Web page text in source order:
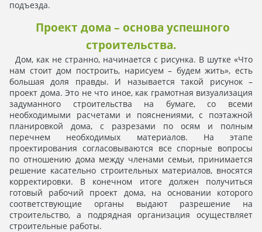
подъезда.
Проект дома – основа успешного
строительства.
Дом, как не странно, начинается с рисунка. В шутке «Что
нам стоит дом построить, нарисуем – будем жить», есть
большая доля правды. И называется такой рисунок –
проект дома. Это не что иное, как грамотная визуализация
задуманного строительства на бумаге, со всеми
необходимыми расчетами и пояснениями, с поэтажной
планировкой дома, с разрезами по осям и полным
перечнем необходимых материалов. На этапе
проектирования согласовываются все спорные вопросы
по отношению дома между членами семьи, принимается
решение касательно строительных материалов, вносятся
корректировки. В конечном итоге должен получиться
готовый рабочий проект дома, на основании которого
соответствующие органы выдают разрешение на
строительство, а подрядная организация осуществляет
строительные работы.